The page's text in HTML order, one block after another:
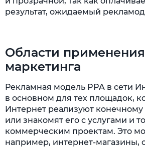
результат, ожидаемый
Области
маркетинга
Рекламная модель PPA в сети
в основном для тех площадок,
Интернет реализуют
или знакомят его с услугами и
коммерческим проектам. Это
например, интернет-магазины,